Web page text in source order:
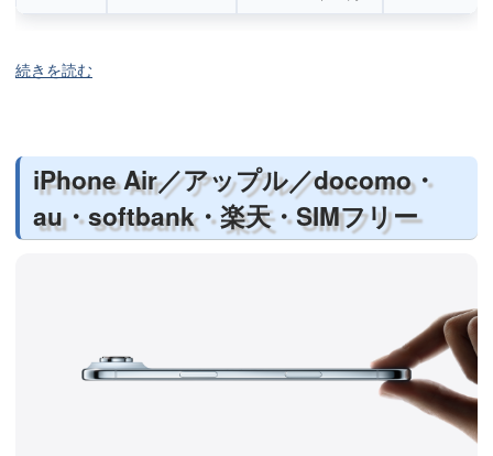
続きを読む
iPhone Air／アップル／docomo・
au・softbank・楽天・SIMフリー